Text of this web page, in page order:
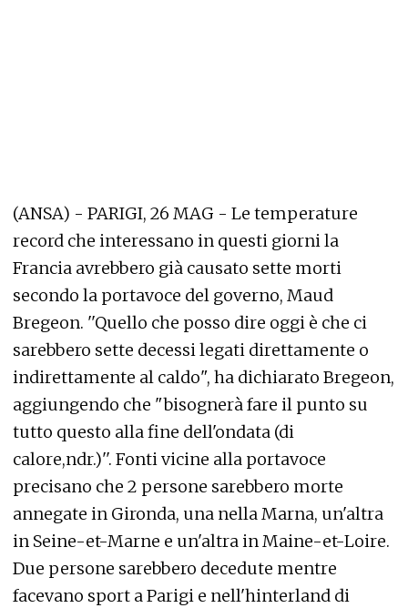
(ANSA) - PARIGI, 26 MAG - Le temperature
record che interessano in questi giorni la
Francia avrebbero già causato sette morti
secondo la portavoce del governo, Maud
Bregeon. ''Quello che posso dire oggi è che ci
sarebbero sette decessi legati direttamente o
indirettamente al caldo", ha dichiarato Bregeon,
aggiungendo che "bisognerà fare il punto su
tutto questo alla fine dell'ondata (di
calore,ndr.)''. Fonti vicine alla portavoce
precisano che 2 persone sarebbero morte
annegate in Gironda, una nella Marna, un'altra
in Seine-et-Marne e un'altra in Maine-et-Loire.
Due persone sarebbero decedute mentre
facevano sport a Parigi e nell'hinterland di